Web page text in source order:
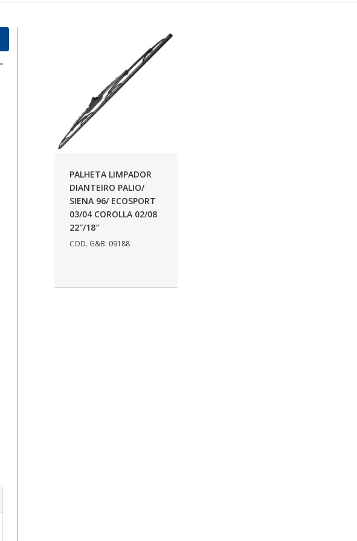
PALHETA LIMPADOR
DIANTEIRO PALIO/
SIENA 96/ ECOSPORT
03/04 COROLLA 02/08
22″/18″
COD. G&B: 09188